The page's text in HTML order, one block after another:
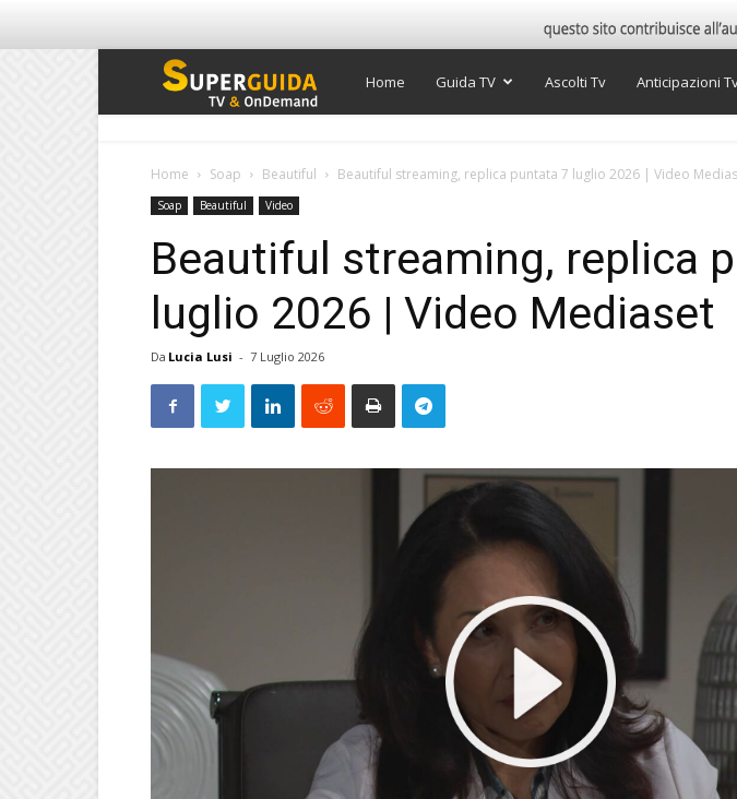
Super
Home Guida TV Ascolti Tv Anticipazioni
Home Soap Beautiful Beautiful streaming, replica puntata 7 luglio 2026 | Video
Soap Beautiful Video
Beautiful streaming, replica
luglio 2026 | Video Mediaset
Da Lucia Lusi - 7 Luglio 2026